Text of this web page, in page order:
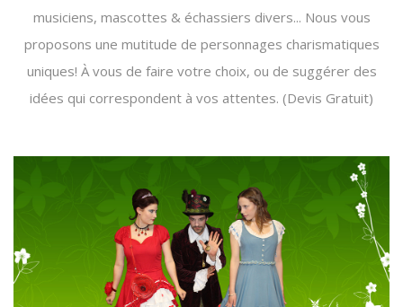
musiciens, mascottes & échassiers divers... Nous vous
proposons une mutitude de personnages charismatiques
uniques! À vous de faire votre choix, ou de suggérer des
idées qui correspondent à vos attentes. (Devis Gratuit)